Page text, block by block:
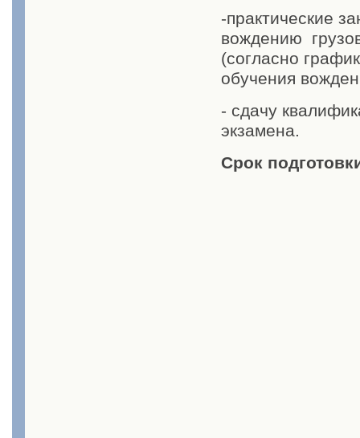
-практические
вождению
(согласно
обучения
- сдачу
экзамена.
Срок